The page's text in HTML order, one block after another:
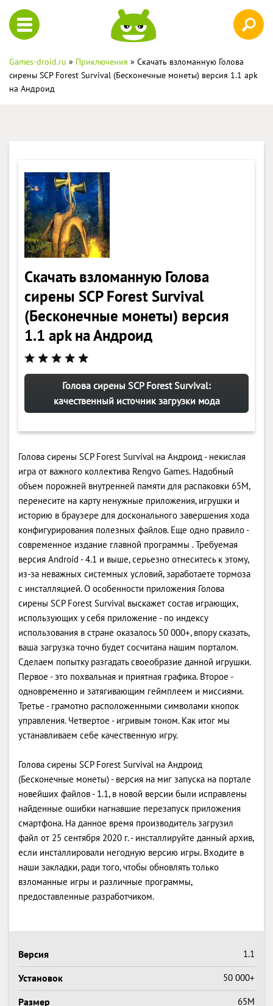
Games-droid.ru » Приключения » Скачать взломанную Голова
сирены SCP Forest Survival (Бесконечные монеты) версия 1.1 apk
на Андроид
Скачать взломанную Голова
сирены SCP Forest Survival
(Бесконечные монеты) версия
1.1 apk на Андроид
Голова сирены SCP Forest Survival:
качественный источник загрузки мода
Голова сирены SCP Forest Survival на Андроид - некислая
игра от важного коллектива Rengvo Games. Надобный
объем порожней внутренней памяти для распаковки 65M,
перенесите на карту ненужные приложения, игрушки и
историю в браузере для досконального завершения хода
конфигурирования полезных файлов. Еще одно правило -
современное издание главной программы . Требуемая
версия Android - 4.1 и выше, серьезно отнеситесь к этому,
из-за неважных системных условий, заработаете тормоза
с инсталляцией. О особенности приложения Голова
сирены SCP Forest Survival выскажет состав играющих,
использующих у себя приложение - по индексу
использования в стране оказалось 50 000+, впору сказать,
ваша загрузка точно будет сосчитана нашим порталом.
Сделаем попытку разгадать своеобразие данной игрушки.
Первое - это похвальная и приятная графика. Второе -
одновременно и затягивающим геймплеем и миссиями.
Третье - грамотно расположенными символами кнопок
управления. Четвертое - игривым тоном. Как итог мы
устанавливаем себе качественную игру.
Голова сирены SCP Forest Survival на Андроид
(Бесконечные монеты) - версия на миг запуска на портале
новейших файлов - 1.1, в новой версии были исправлены
найденные ошибки нагнавшие перезапуск приложения
смартфона. На данное время производитель загрузил
файл от 25 сентября 2020 г. - инсталлируйте данный архив,
если инсталлировали негодную версию игры. Входите в
наши закладки, ради того, чтобы обновлять только
взломанные игры и различные программы,
предоставленные разработчиком.
Версия 1.1
Установок 50 000+
Размер 65M